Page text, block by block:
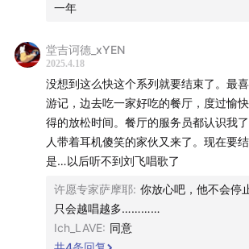
片尾曲
天竺少女 - 李玲玉
参考资料
《西游记》吴承恩
《西游记的八十一问3 》李天飞
一年
堂吉诃德_xYEN
2025.4.18
没想到这么快这个系列就要结束了。最
游记，边去吃一家好吃的餐厅，度过愉
得的放松时间。餐厅的服务员都认识我
人带着耳机傻笑的家伙又来了。现在要
是…以后听不到刘飞唱歌了
许愿专家萨摩耶: 你放心吧，他不会停
只会越唱越多…………
Ich_LAVE: 同意